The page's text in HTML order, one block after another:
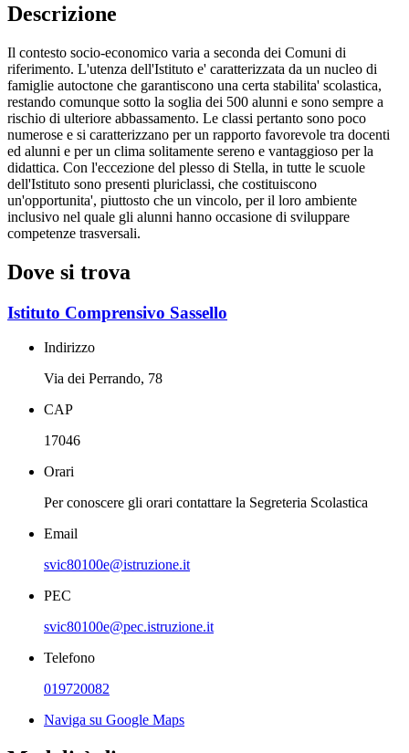
Descrizione
Il contesto socio-economico varia a seconda dei Comuni di
riferimento. L'utenza dell'Istituto e' caratterizzata da un nucleo di
famiglie autoctone che garantiscono una certa stabilita' scolastica,
restando comunque sotto la soglia dei 500 alunni e sono sempre a
rischio di ulteriore abbassamento. Le classi pertanto sono poco
numerose e si caratterizzano per un rapporto favorevole tra docenti
ed alunni e per un clima solitamente sereno e vantaggioso per la
didattica. Con l'eccezione del plesso di Stella, in tutte le scuole
dell'Istituto sono presenti pluriclassi, che costituiscono
un'opportunita', piuttosto che un vincolo, per il loro ambiente
inclusivo nel quale gli alunni hanno occasione di sviluppare
competenze trasversali.
Dove si trova
Istituto Comprensivo Sassello
Indirizzo
Via dei Perrando, 78
CAP
17046
Orari
Per conoscere gli orari contattare la Segreteria Scolastica
Email
svic80100e@istruzione.it
PEC
svic80100e@pec.istruzione.it
Telefono
019720082
Naviga su Google Maps